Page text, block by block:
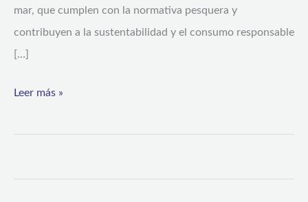
mar, que cumplen con la normativa pesquera y
contribuyen a la sustentabilidad y el consumo responsable
[…]
Leer más »